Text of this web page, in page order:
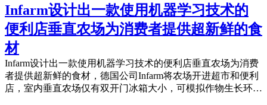
Infarm设计出一款使用机器学习技术的
便利店垂直农场为消费者提供超新鲜的食
材
Infarm设计出一款使用机器学习技术的便利店垂直农场为消费
者提供超新鲜的食材，德国公司Infarm将农场开进超市和便利
店，室内垂直农场仅有双开门冰箱大小，可模拟作物生长环